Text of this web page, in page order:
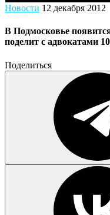
Новости 12 декабря 2012
В Подмосковье
поделит с адвокатами
Поделиться